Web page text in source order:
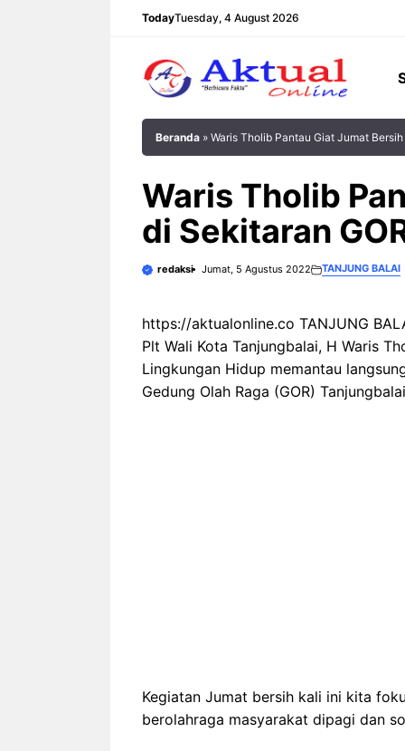
TodayTuesday, 4 August 2026
Beranda » Waris Tholib Pantau Giat Jumat
Waris Tholib
di Sekitaran
redaksi Jumat, 5 Agustus 2022 TANJUNG BALAI
https://aktualonline.co TANJUNG
Plt Wali Kota Tanjungbalai, H Waris
Lingkungan Hidup memantau
Gedung Olah Raga (GOR)
Kegiatan Jumat bersih kali ini kita
berolahraga masyarakat dipagi dan